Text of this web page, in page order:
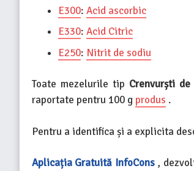
E300: Acid ascorbic
E330: Acid Citric
E250: Nitrit de sodiu
Toate mezelurile tip Crenvurști
raportate pentru 100 g produs .
Pentru a identifica și a explicita
Aplicația Gratuită InfoCons ,